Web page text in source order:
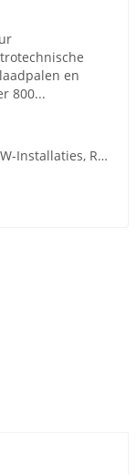
en
800...
Elektrotechniek, Installatietechniek, W-Installaties, Rijbewijs